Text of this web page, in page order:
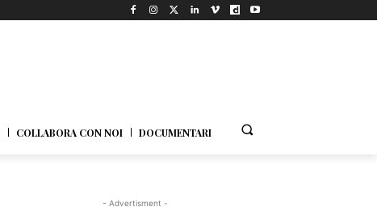
COLLABORA CON NOI DOCUMENTARI
- Advertisment -